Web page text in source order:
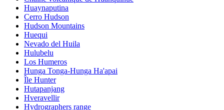
Huaynaputina
Cerro Hudson
Hudson Mountains
Huequi
Nevado del Huila
Hulubelu
Los Humeros
Hunga Tonga-Hunga Ha'apai
Île Hunter
Hutapanjang
Hveravellir
Hydrographers range